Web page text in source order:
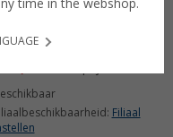
1,5 liter
Filiaal
time in the webshop.